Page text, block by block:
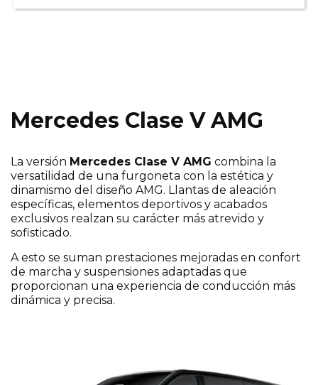
Mercedes Clase V AMG
La versión Mercedes Clase V AMG combina la
versatilidad de una furgoneta con la estética y
dinamismo del diseño AMG. Llantas de aleación
específicas, elementos deportivos y acabados
exclusivos realzan su carácter más atrevido y
sofisticado.
A esto se suman prestaciones mejoradas en confort
de marcha y suspensiones adaptadas que
proporcionan una experiencia de conducción más
dinámica y precisa.